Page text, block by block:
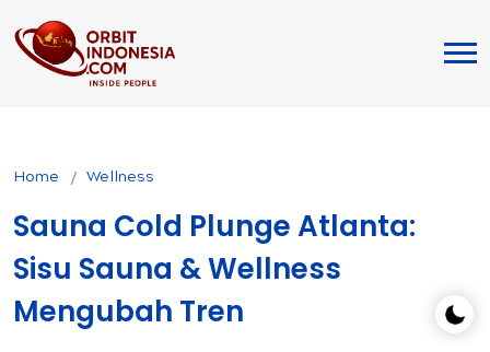
Home Wellness
Sauna Cold Plunge Atlanta:
Sisu Sauna & Wellness
Mengubah Tren